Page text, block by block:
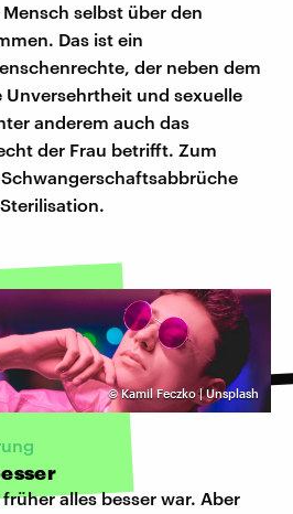
selbst über den
Das ist ein
der neben dem
und sexuelle
anderem auch das
der Frau betrifft. Zum
©Kamil Feczko | Unsplash
alles besser war. Aber